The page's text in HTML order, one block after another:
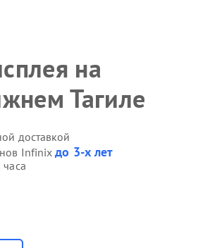
на
Тагиле
доставкой
Infinixдо 3-х лет